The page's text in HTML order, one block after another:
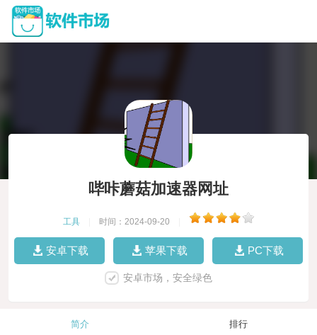
哔咔蘑菇加速器网址
工具 时间：2024-09-20
安卓下载 苹果下载 PC下载
安卓市场，安全绿色
简介 排行